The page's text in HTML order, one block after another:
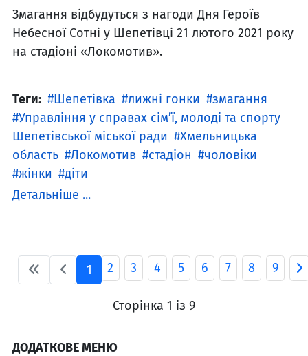
Змагання відбудуться з нагоди Дня Героїв
Небесної Сотні у Шепетівці 21 лютого 2021 року
на стадіоні «Локомотив».
Теги: Шепетівка лижні гонки
змагання
Управління у справах сім’ї, молоді та спорту
Шепетівської міської ради
Хмельницька
область
Локомотив стадіон
чоловіки
жінки
діти
Детальніше ...
1 2 3 4 5 6 7 8 9
Сторінка 1 із 9
ДОДАТКОВЕ МЕНЮ